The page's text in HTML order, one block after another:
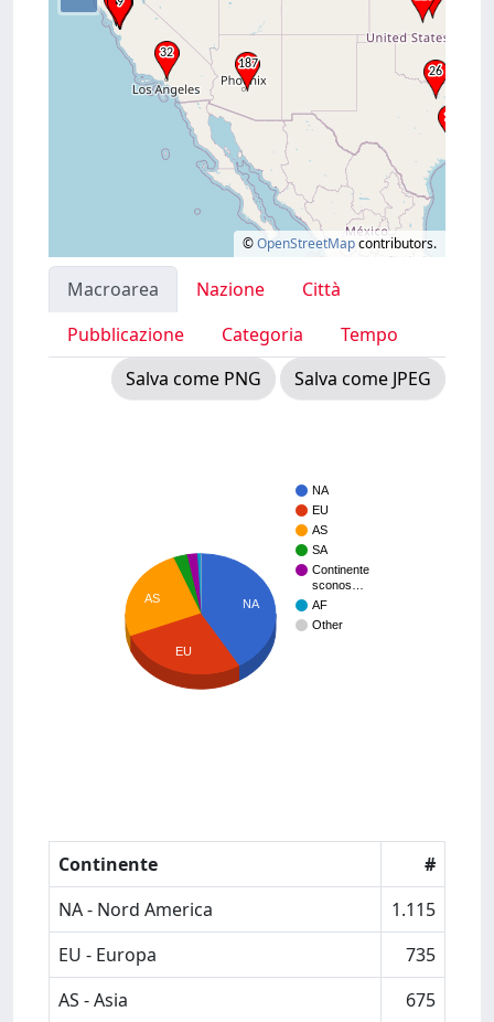
©OpenStreetMapcontributors.
Macroarea Nazione
Città
Pubblicazione
Categoria
Tempo
Salva come PNG
Salva come JPEG
NA
EU
AS
SA
Continente
sconos…
AF
Other
NA
AS
EU
Continente
#
NA - Nord America
1.115
EU - Europa
735
AS - Asia
675